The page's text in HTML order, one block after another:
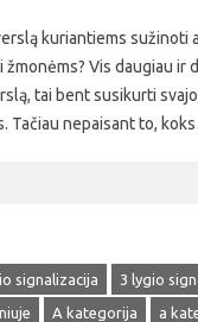
kuriantiems sužinoti
Vis daugiau ir
tai bent susikurti
Tačiau nepaisant to,
signalizacija 3 lygio
A kategorija a